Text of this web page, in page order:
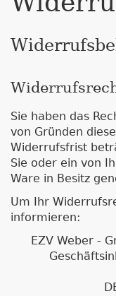
Sie haben das
von Gründen
Widerrufsfrist
Sie oder ein von
Ware in Besitz
Um Ihr
informieren:
EZV Weber -